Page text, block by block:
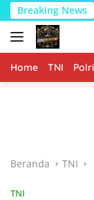
Langsung
ke
konten
Breaking News
Home TNI Polri
Beranda TNI
TNI